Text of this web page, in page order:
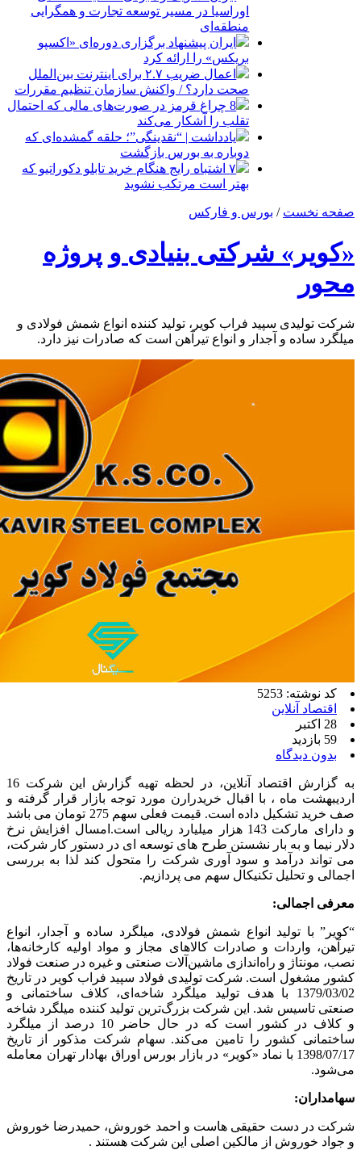
اوراسیا در مسیر توسعه تجارت و همگرایی
منطقه‌ای
ایران پیشنهاد برگزاری دوره‌ای «اکسپو
بریکس» را ارائه کرد
اعمال ضریب ۲.۷ برای اینترنت بین‌الملل
صحت دارد؟ / واکنش سازمان تنظیم مقررات
8 چراغ قرمز در صورت‌های مالی که احتمال
تقلب را آشکار می‌کند
یادداشت | “نقدینگی”؛ حلقه گمشده‌ای که
دوباره به بورس بازگشت
۷ اشتباه رایج هنگام خرید تابلو دکوراتیو که
بهتر است مرتکب نشوید
صفحه نخست / بورس و فارکس
«کویر» شرکتی بنیادی و پروژه
محور
شرکت تولیدی سپید فراب کویر، تولید کننده انواع شمش فولادی و
میلگرد ساده و آجدار و انواع تیرآهن است که صادرات نیز دارد.
کد نوشته: 5253
اقتصاد آنلاین
28 اکتبر
59 بازدید
بدون دیدگاه
به گزارش اقتصاد آنلاین، در لحظه تهیه گزارش این شرکت 16
اردیبهشت ماه ، با اقبال خریدرارن مورد توجه بازار قرار گرفته و
صف خرید تشکیل داده است. قیمت فعلی سهم 275 تومان می باشد
و دارای مارکت 143 هزار میلیارد ریالی است.امسال افزایش نرخ
دلار نیما و به بار نشستن طرح های توسعه ای در دستور کار شرکت،
می تواند درآمد و سود آوری شرکت را متحول کند لذا به بررسی
اجمالی و تحلیل تکنیکال سهم می پردازیم.
معرفی اجمالی:
“کویر” با تولید انواع شمش فولادی، میلگرد ساده و آجدار، انواع
تیرآهن، واردات و صادرات کالاهای مجاز و مواد اولیه کارخانه‌ها،
نصب، مونتاژ و راه‌اندازی ماشین‌آلات صنعتی و غیره در صنعت فولاد
کشور مشغول است. شرکت تولیدی فولاد سپید فراب کویر در تاریخ
1379/03/02 با هدف تولید میلگرد شاخه‌ای، کلاف ساختمانی و
صنعتی تاسیس شد. این شرکت بزرگ‌ترین تولید کننده میلگرد شاخه
و کلاف در کشور است که در حال حاضر 10 درصد از میلگرد
ساختمانی کشور را تامین می‌کند. سهام شرکت مذکور از تاریخ
1398/07/17 با نماد «کویر» در بازار بورس اوراق بهادار تهران معامله
می‌شود.
سهامداران:
شرکت در دست حقیقی هاست و احمد خوروش، حمیدرضا خوروش
و جواد خوروش از مالکین اصلی این شرکت هستند .